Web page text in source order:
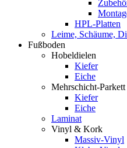
HPL-Platten
Leime, Schäume,
Fußboden
Hobeldielen
Kiefer
Eiche
Mehrschicht-Parkett
Kiefer
Eiche
Laminat
Vinyl & Kork
Massiv-Vinyl